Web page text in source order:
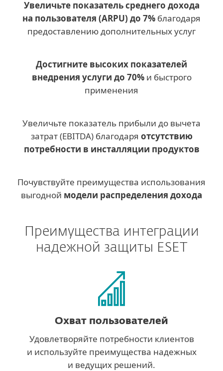
Увеличьте показатель среднего дохода
на пользователя (ARPU) до 7% благодаря
предоставлению дополнительных услуг
Достигните высоких показателей
внедрения услуги до 70% и быстрого
применения
Увеличьте показатель прибыли до вычета
затрат (EBITDA) благодаря отсутствию
потребности в инсталляции продуктов
Почувствуйте преимущества использования
выгодной модели распределения дохода
Преимущества интеграции
надежной защиты ESET
Охват пользователей
Удовлетворяйте потребности клиентов
и используйте преимущества надежных
и ведущих решений.